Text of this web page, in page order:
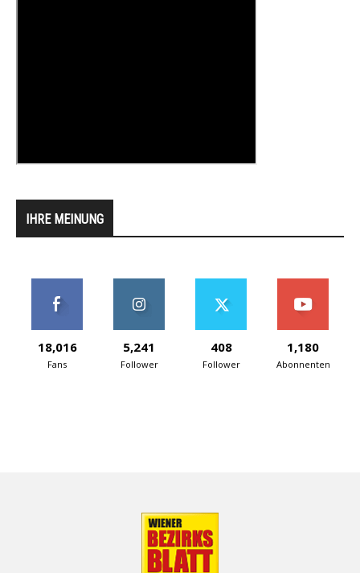
IHRE MEINUNG
18,016
Fans
5,241
Follower
408
Follower
1,180
Abonnenten